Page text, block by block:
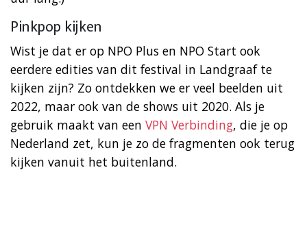
Pinkpop kijken
Wist je dat er op NPO Plus en NPO Start ook
eerdere edities van dit festival in Landgraaf te
kijken zijn? Zo ontdekken we er veel beelden uit
2022, maar ook van de shows uit 2020. Als je
gebruik maakt van een VPN Verbinding, die je op
Nederland zet, kun je zo de fragmenten ook terug
kijken vanuit het buitenland.